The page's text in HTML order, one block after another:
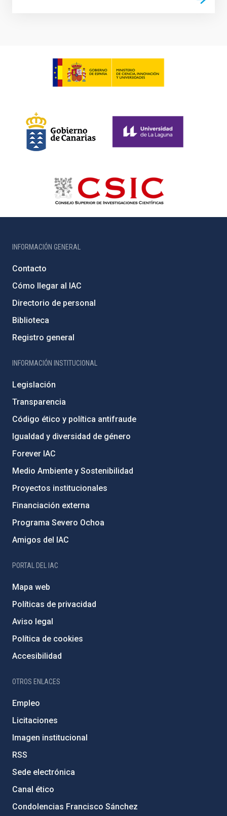
INFORMACIÓN GENERAL
Contacto
Cómo llegar al IAC
Directorio de personal
Biblioteca
Registro general
INFORMACIÓN INSTITUCIONAL
Legislación
Transparencia
Código ético y política antifraude
Igualdad y diversidad de género
Forever IAC
Medio Ambiente y Sostenibilidad
Proyectos institucionales
Financiación externa
Programa Severo Ochoa
Amigos del IAC
PORTAL DEL IAC
Mapa web
Políticas de privacidad
Aviso legal
Política de cookies
Accesibilidad
OTROS ENLACES
Empleo
Licitaciones
Imagen institucional
RSS
Sede electrónica
Canal ético
Condolencias Francisco Sánchez